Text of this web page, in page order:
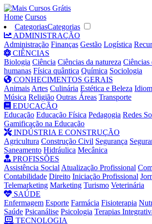
Home Cursos
CategoriasCategorias
ADMINISTRAÇÃO
Administração Finanças Gestão Logística
CIÊNCIAS
Biologia Ciência Ciências da natureza Ciências
humanas Física quântica Química Sociologia
CONHECIMENTOS GERAIS
Animais Artes Culinária Estética e Beleza
Música Religião Outras Áreas Transporte
EDUCAÇÃO
Educação Educação Física Pedagogia Redes
Gamificação na Educação
INDÚSTRIA E CONSTRUÇÃO
Agricultura Construção Civil Segurança
Saneamento Hidráulica Mecânica
PROFISSÕES
Assistência Social Atualização Profissional
Contabilidade Direito Iniciação Profissional
Telemarketing Marketing Turismo Veterinária
SAÚDE
Enfermagem Esporte Farmácia Fisioterapia
Saúde Psicanálise Psicologia Terapias
TECNOLOGIA